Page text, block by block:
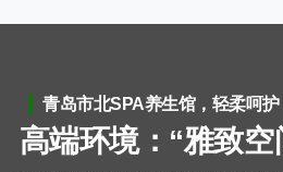
青岛市北SPA养生馆，轻柔呵
高端环境： “雅致空